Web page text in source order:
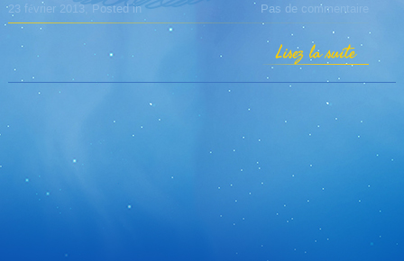
23 février 2013, Posted in Pas de commentaire
Lisez la suite